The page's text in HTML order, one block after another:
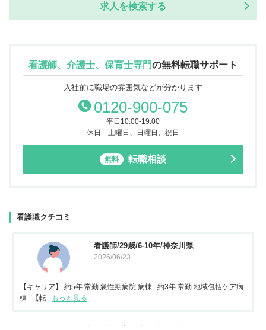
求人を検索する
看護師、介護士、保育士専門の無料転職サポート
入社前に職場の雰囲気などが分かります
0120-900-075
平日10:00-19:00
休日 土曜日、日曜日、祝日
無料 転職相談
看護職クチコミ
看護師/29歳/6-10年/神奈川県
2026/06/23
【キャリア】 約5年 常勤 急性期病院 病棟 約3年 常勤 地域包括ケア病
棟 【転...もっと見る